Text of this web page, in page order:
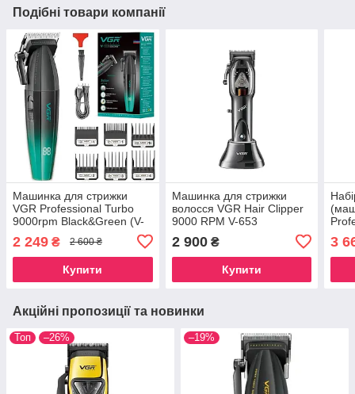
Подібні товари компанії
Машинка для стрижки
VGR Professional Turbo
9000rpm Black&Green (V-
2 249 ₴ 2 600 ₴
Купити
Машинка для стрижки
волосся VGR Hair Clipper
9000 RPM V-653
2 900₴
Купити
3
Акційні пропозиції та новинки
Топ –26% –19%